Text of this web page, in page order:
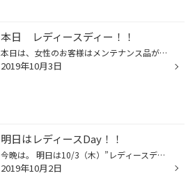
本日 レディースディー！！
本日は、女性のお客様はメンテナンス品がお安くなります！！ 男性のお客様も女性同伴ならOK！！ そして レディースデイ限定企画として、 商品をご購入いただいた女性のお客様に粗品をプレゼント！！ 普段、お車のメンテナンスをされていない 女性の方がいらっしゃいましたら、 是非ご来店ください！...
2019年10月3日
明日はレディースDay！！
今晩は。 明日は10/3（木）”レディースデイ”！！ 女性の方にオイル交換がお得な木曜日です♪ さ・ら・に 女性のお客様限定！！ 商品ご購入で粗品をプレゼント！！ ※男性のお客様も女性同伴ならOKです♪ タグ：熊谷 行田 鴻巣 タイヤ オイル バッテリーなど
2019年10月2日